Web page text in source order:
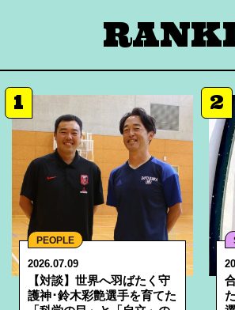
1
PEOPLE
2026.07.09
【対談】世界へ羽ばたく守
護神･鈴木彩艶選手を育てた
2